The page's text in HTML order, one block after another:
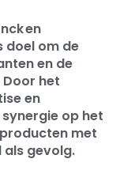
en
doel om de
en de
het
en
op het
met
als gevolg.